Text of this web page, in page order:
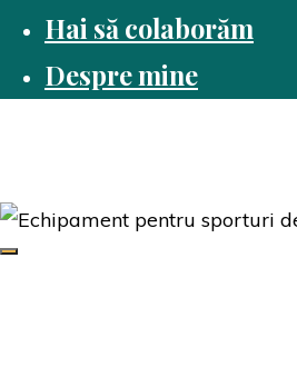
Hai să colaborăm
Despre mine